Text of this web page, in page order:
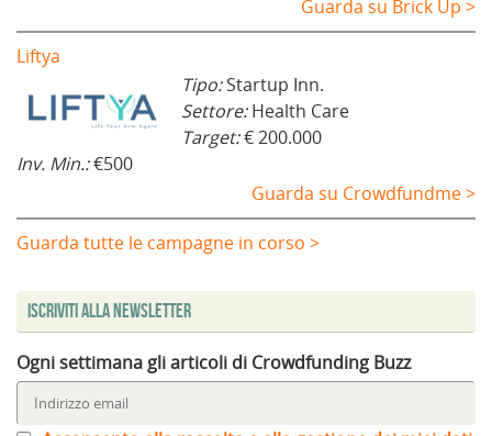
Guarda su Brick Up >
Liftya
Tipo:Startup Inn.
Settore:Health Care
Target:€ 200.000
Inv. Min.:€500
Guarda su Crowdfundme >
Guarda tutte le campagne in corso >
Iscriviti alla Newsletter
Ogni settimana gli articoli di Crowdfunding Buzz